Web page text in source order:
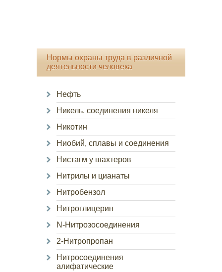
Нормы охраны труда в различной
деятельности человека
Нефть
Никель, соединения никеля
Никотин
Ниобий, сплавы и соединения
Нистагм у шахтеров
Нитрилы и цианаты
Нитробензол
Нитроглицерин
N-Нитрозосоединения
2-Нитропропан
Нитросоединения
алифатические